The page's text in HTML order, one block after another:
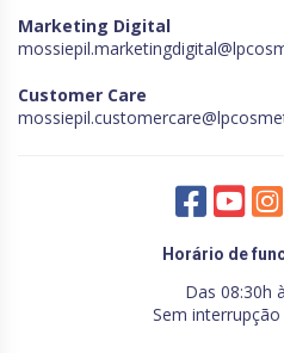
Marketing Digital
Customer Care
Horário de
Das 08:30h
Sem